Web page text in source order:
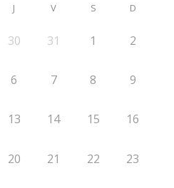
J V S D
30 31 1 2
6 7 8 9
13 14 15 16
20 21 22 23